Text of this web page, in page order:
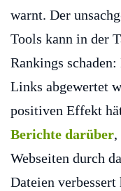
warnt. Der
Tools kann in der
Rankings schaden:
Links abgewertet
positiven Effekt
Berichte darüber,
Webseiten durch
Dateien verbessert